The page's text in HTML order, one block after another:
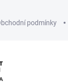
podmínky